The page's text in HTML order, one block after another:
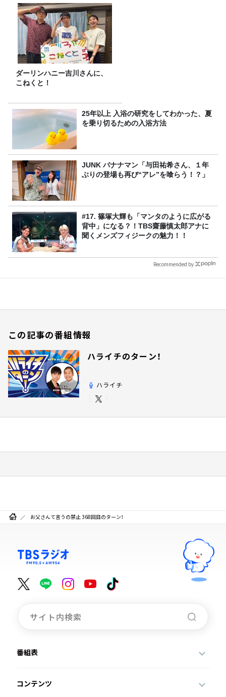
FC先行受付スタート！
ダーリンハニー吉川さんに、
こねくと！
25年以上 入浴の研究をしてわかった、夏
を乗り切るための入浴方法
JUNK バナナマン「与田祐希さん、１年
ぶりの登場も再び“アレ”を喰らう！？」
#17. 篠塚大輝も「マンタのように広がる
背中」になる？！TBS齋藤慎太郎アナに
聞くメンズフィジークの魅力！！
Recommended by
この記事の番組情報
ハライチのターン！
ハライチ
お父さんて言うの禁止 368回目のターン！
番組表
コンテンツ